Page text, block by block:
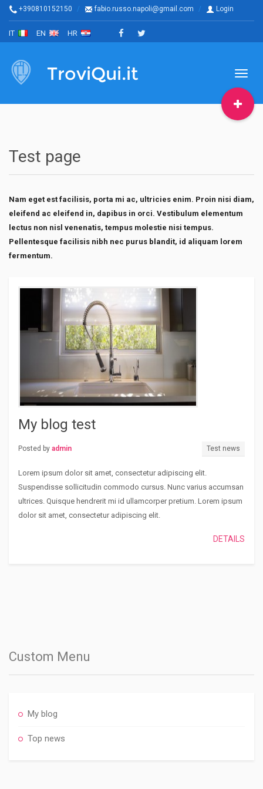
+390810152150 fabio.russo.napoli@gmail.com Login
IT EN HR
TroviQui.it
Test page
Nam eget est facilisis, porta mi ac, ultricies enim. Proin nisi diam,
eleifend ac eleifend in, dapibus in orci. Vestibulum elementum
lectus non nisl venenatis, tempus molestie nisi tempus.
Pellentesque facilisis nibh nec purus blandit, id aliquam lorem
fermentum.
My blog test
Posted by admin Test news
Lorem ipsum dolor sit amet, consectetur adipiscing elit.
Suspendisse sollicitudin commodo cursus. Nunc varius accumsan
ultrices. Quisque hendrerit mi id ullamcorper pretium. Lorem ipsum
dolor sit amet, consectetur adipiscing elit.
DETAILS
Custom Menu
My blog
Top news